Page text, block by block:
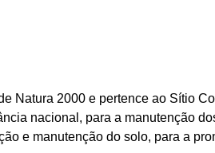
Natura 2000 e pertence ao Sítio
nacional, para a manutenção
e manutenção do solo, para a